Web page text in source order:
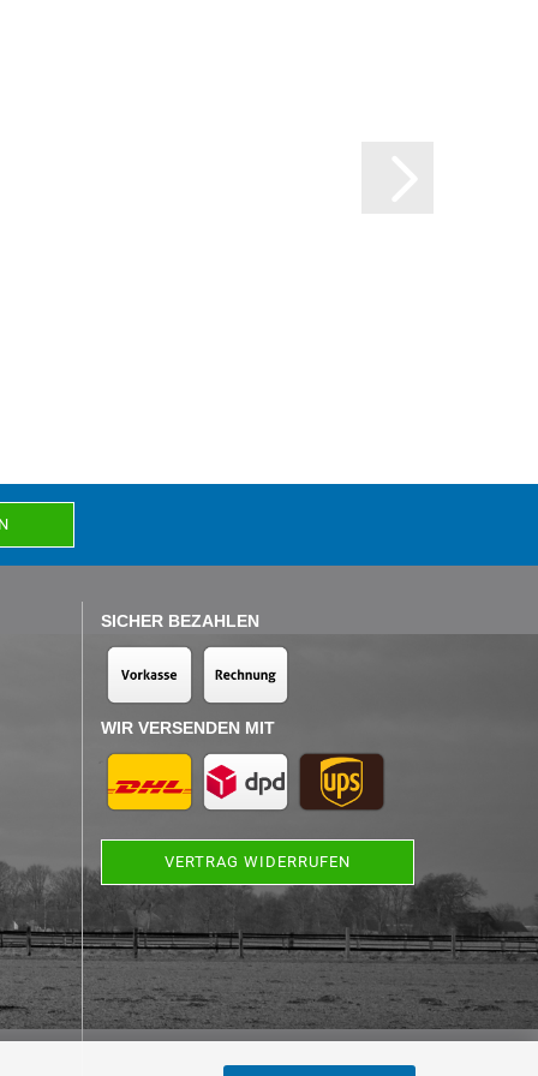
SICHER BEZAHLEN
WIR VERSENDEN MIT
VERTRAG WIDERRUFEN